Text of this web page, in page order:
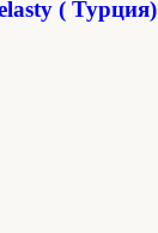
( Турция)